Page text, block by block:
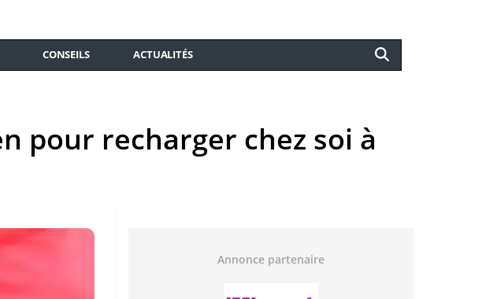
CONSEILS ACTUALITÉS
pour recharger chez soi à
Annonce partenaire